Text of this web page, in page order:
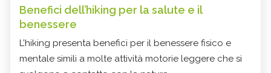
Benefici dell’hiking per la salute e il
benessere
L’hiking presenta benefici per il benessere fisico e
mentale simili a molte attività motorie leggere che si